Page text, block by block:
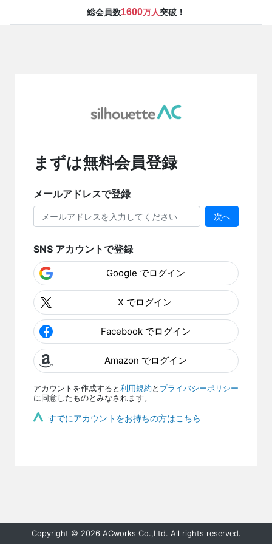
総会員数1600万人突破！
まずは無料会員登録
メールアドレスで登録
次へ
SNS アカウントで登録
Google でログイン
X でログイン
Facebook でログイン
Amazon でログイン
アカウントを作成すると 利用規約 と プライバシーポリシー
に同意したものとみなされます。
すでにアカウントをお持ちの方はこちら
Copyright © 2026 ACworks Co.,Ltd. All rights reserved.